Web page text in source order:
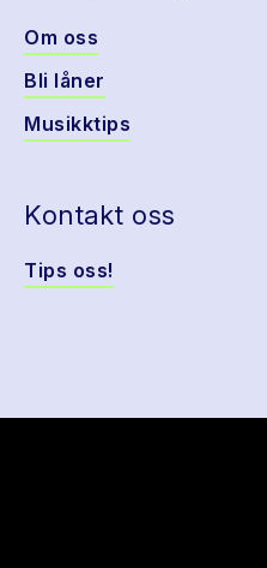
Om oss
Bli låner
Musikktips
Kontakt oss
Tips oss!